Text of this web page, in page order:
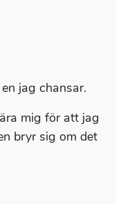
jag chansar.
mig för att jag
bryr sig om det